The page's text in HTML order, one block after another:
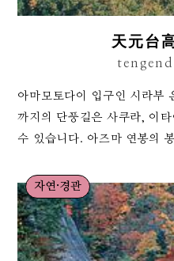
天元台
아마모토다이 입구인 시라부
까지의 단풍길은 사쿠라, 이
수 있습니다. 아즈마 연봉의
자연·경관